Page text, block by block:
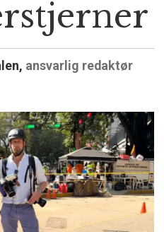
ansvarlig redaktør